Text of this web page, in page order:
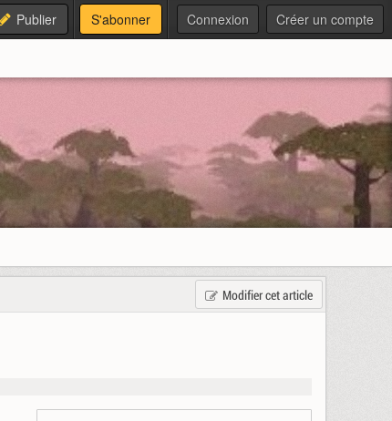
Publier S'abonner Connexion Créer un compte
Modifier cet article